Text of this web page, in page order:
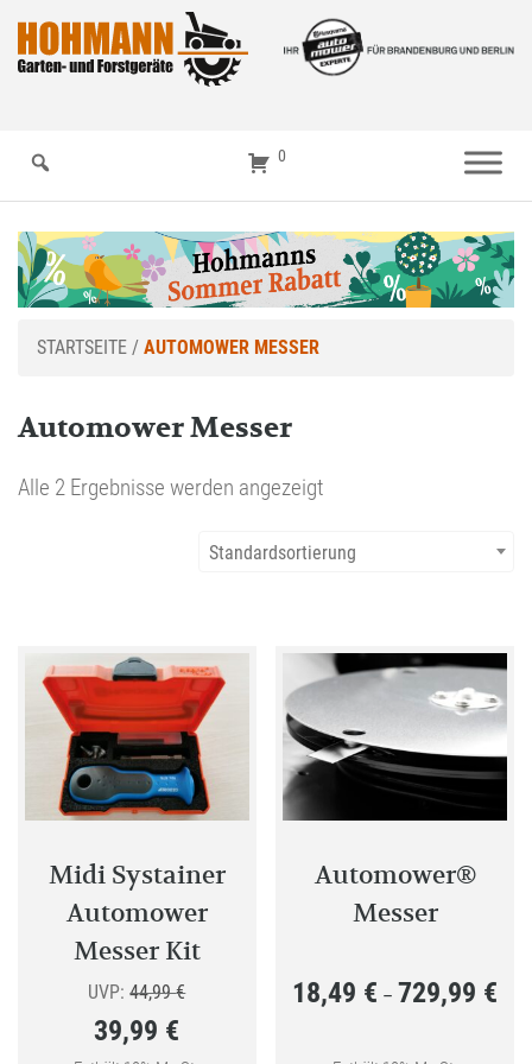
0
STARTSEITE / AUTOMOWER MESSER
Automower Messer
Alle 2 Ergebnisse werden angezeigt
Standardsortierung
Midi Systainer
Automower
Messer Kit
UVP: 44,99€Ursprünglicher
39,99 €
Automower®
Messer
18,49 € – 729,99 €